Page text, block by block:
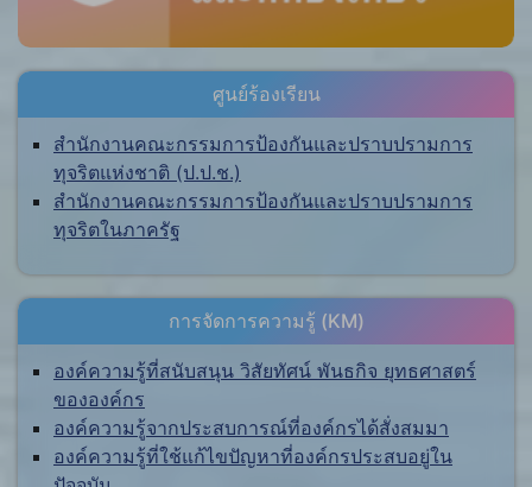
ศูนย์ร้องเรียน
สำนักงานคณะกรรมการป้องกันและปราบปรามการ
ทุจริตแห่งชาติ (ป.ป.ช.)
สำนักงานคณะกรรมการป้องกันและปราบปรามการ
ทุจริตในภาครัฐ
การจัดการความรู้ (KM)
องค์ความรู้ที่สนับสนุน วิสัยทัศน์ พันธกิจ ยุทธศาสตร์
ขององค์กร
องค์ความรู้จากประสบการณ์ที่องค์กรได้สั่งสมมา
องค์ความรู้ที่ใช้แก้ไขปัญหาที่องค์กรประสบอยู่ใน